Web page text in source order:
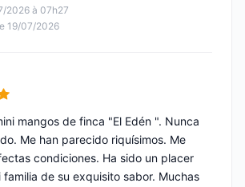
2026 à 07h27
19/07/2026
5
mangos de finca "El Edén ". Nunca
Me han parecido riquísimos. Me
condiciones. Ha sido un placer
de su exquisito sabor. Muchas